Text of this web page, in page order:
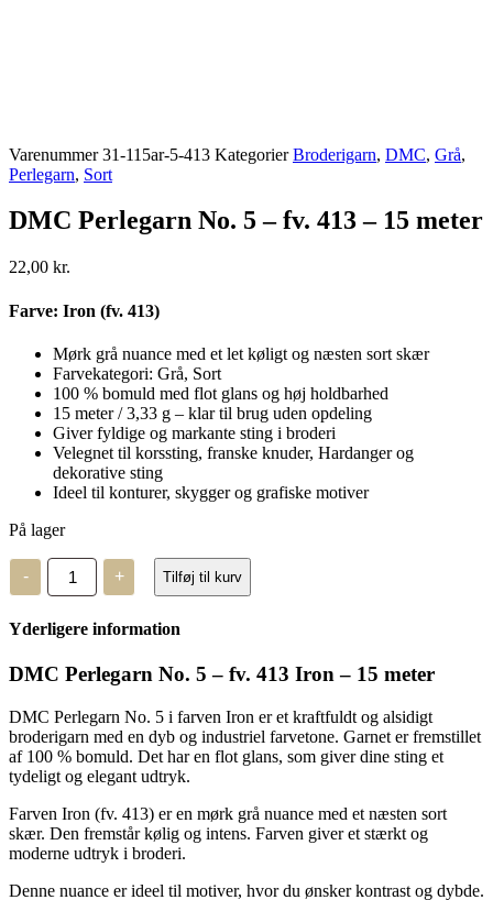
Varenummer31-115ar-5-413 Kategorier Broderigarn, DMC, Grå,
Perlegarn, Sort
DMC Perlegarn No. 5 – fv. 413 – 15 meter
22,00 kr.
Farve: Iron (fv. 413)
Mørk grå nuance med et let køligt og næsten sort skær
Farvekategori: Grå, Sort
100 % bomuld med flot glans og høj holdbarhed
15 meter / 3,33 g – klar til brug uden opdeling
Giver fyldige og markante sting i broderi
Velegnet til korssting, franske knuder, Hardanger og
dekorative sting
Ideel til konturer, skygger og grafiske motiver
På lager
-
DMC
Perlegarn
No.
5
-
413
meter
antal
+ Tilføj til kurv
Yderligere information
DMC Perlegarn No. 5 – fv. 413 Iron – 15 meter
DMC Perlegarn No. 5 i farven Iron er et kraftfuldt og alsidigt
broderigarn med en dyb og industriel farvetone. Garnet er fremstillet
af 100 % bomuld. Det har en flot glans, som giver dine sting et
tydeligt og elegant udtryk.
Farven Iron (fv. 413) er en mørk grå nuance med et næsten sort
skær. Den fremstår kølig og intens. Farven giver et stærkt og
moderne udtryk i broderi.
Denne nuance er ideel til motiver, hvor du ønsker kontrast og dybde.